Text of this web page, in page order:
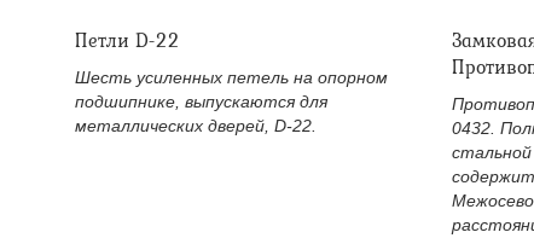
Петли D-22
Шесть усиленных петель на опорном
подшипнике, выпускаются для
металлических дверей, D-22.
0432.
стальной